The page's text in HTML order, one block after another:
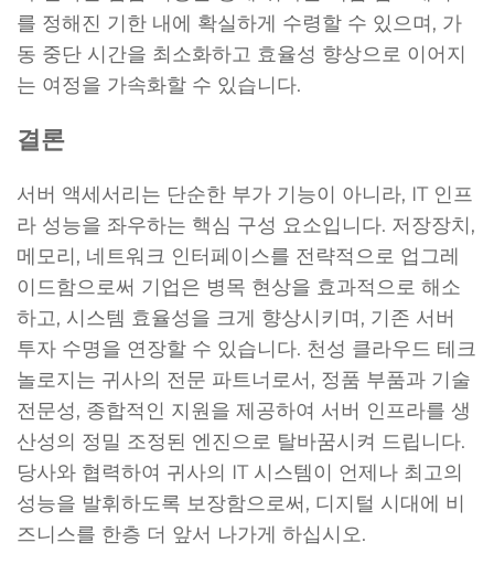
를 정해진 기한 내에 확실하게 수령할 수 있으며, 가
동 중단 시간을 최소화하고 효율성 향상으로 이어지
는 여정을 가속화할 수 있습니다.
결론
서버 액세서리는 단순한 부가 기능이 아니라, IT 인프
라 성능을 좌우하는 핵심 구성 요소입니다. 저장장치,
메모리, 네트워크 인터페이스를 전략적으로 업그레
이드함으로써 기업은 병목 현상을 효과적으로 해소
하고, 시스템 효율성을 크게 향상시키며, 기존 서버
투자 수명을 연장할 수 있습니다. 천성 클라우드 테크
놀로지는 귀사의 전문 파트너로서, 정품 부품과 기술
전문성, 종합적인 지원을 제공하여 서버 인프라를 생
산성의 정밀 조정된 엔진으로 탈바꿈시켜 드립니다.
당사와 협력하여 귀사의 IT 시스템이 언제나 최고의
성능을 발휘하도록 보장함으로써, 디지털 시대에 비
즈니스를 한층 더 앞서 나가게 하십시오.